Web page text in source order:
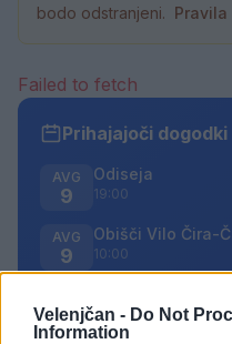
Velenjčan - Do Not
Information
bodo odstranjeni.
Failed to fetch
Prihajajoči dogodki
AVG
9
Odiseja
19:00
AVG
9
Obišči Vilo Čira-
10:00
9 16:00